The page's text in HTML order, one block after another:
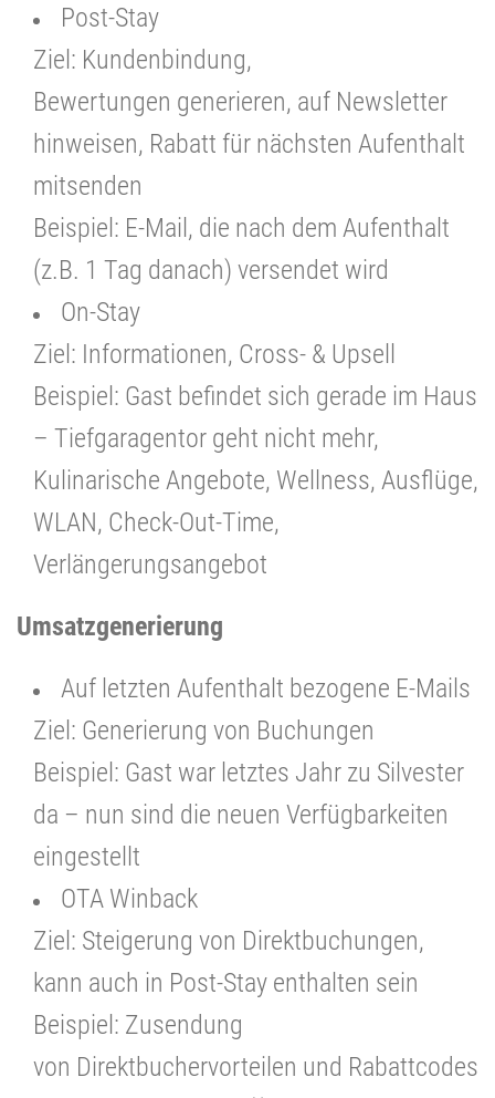
Post-Stay
Ziel: Kundenbindung,
Bewertungen generieren, auf Newsletter
hinweisen, Rabatt für nächsten Aufenthalt
mitsenden
Beispiel: E-Mail, die nach dem Aufenthalt
(z.B. 1 Tag danach) versendet wird
On-Stay
Ziel: Informationen, Cross- & Upsell
Beispiel: Gast befindet sich gerade im Haus
– Tiefgaragentor geht nicht mehr,
Kulinarische Angebote, Wellness, Ausflüge,
WLAN, Check-Out-Time,
Verlängerungsangebot
Umsatzgenerierung
Auf letzten Aufenthalt bezogene E-Mails
Ziel: Generierung von Buchungen
Beispiel: Gast war letztes Jahr zu Silvester
da – nun sind die neuen Verfügbarkeiten
eingestellt
OTA Winback
Ziel: Steigerung von Direktbuchungen,
kann auch in Post-Stay enthalten sein
Beispiel: Zusendung
von Direktbuchervorteilen und Rabattcodes